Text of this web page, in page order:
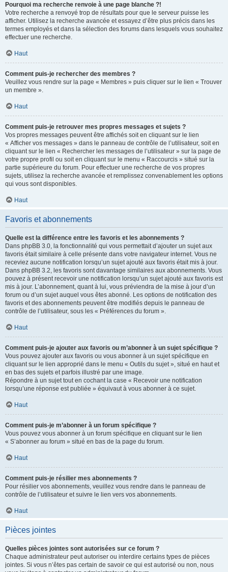
Pourquoi ma recherche renvoie à une page blanche ?!
Votre recherche a renvoyé trop de résultats pour que le serveur puisse les
afficher. Utilisez la recherche avancée et essayez d’être plus précis dans les
termes employés et dans la sélection des forums dans lesquels vous souhaitez
effectuer une recherche.
Haut
Comment puis-je rechercher des membres ?
Veuillez vous rendre sur la page « Membres » puis cliquer sur le lien « Trouver
un membre ».
Haut
Comment puis-je retrouver mes propres messages et sujets ?
Vos propres messages peuvent être affichés soit en cliquant sur le lien
« Afficher vos messages » dans le panneau de contrôle de l’utilisateur, soit en
cliquant sur le lien « Rechercher les messages de l’utilisateur » sur la page de
votre propre profil ou soit en cliquant sur le menu « Raccourcis » situé sur la
partie supérieure du forum. Pour effectuer une recherche de vos propres
sujets, utilisez la recherche avancée et remplissez convenablement les options
qui vous sont disponibles.
Haut
Favoris et abonnements
Quelle est la différence entre les favoris et les abonnements ?
Dans phpBB 3.0, la fonctionnalité qui vous permettait d’ajouter un sujet aux
favoris était similaire à celle présente dans votre navigateur internet. Vous ne
receviez aucune notification lorsqu’un sujet ajouté aux favoris était mis à jour.
Dans phpBB 3.2, les favoris sont davantage similaires aux abonnements. Vous
pouvez à présent recevoir une notification lorsqu’un sujet ajouté aux favoris est
mis à jour. L’abonnement, quant à lui, vous préviendra de la mise à jour d’un
forum ou d’un sujet auquel vous êtes abonné. Les options de notification des
favoris et des abonnements peuvent être modifiés depuis le panneau de
contrôle de l’utilisateur, sous les « Préférences du forum ».
Haut
Comment puis-je ajouter aux favoris ou m’abonner à un sujet spécifique ?
Vous pouvez ajouter aux favoris ou vous abonner à un sujet spécifique en
cliquant sur le lien approprié dans le menu « Outils du sujet », situé en haut et
en bas des sujets et parfois illustré par une image.
Répondre à un sujet tout en cochant la case « Recevoir une notification
lorsqu’une réponse est publiée » équivaut à vous abonner à ce sujet.
Haut
Comment puis-je m’abonner à un forum spécifique ?
Vous pouvez vous abonner à un forum spécifique en cliquant sur le lien
« S’abonner au forum » situé en bas de la page du forum.
Haut
Comment puis-je résilier mes abonnements ?
Pour résilier vos abonnements, veuillez vous rendre dans le panneau de
contrôle de l’utilisateur et suivre le lien vers vos abonnements.
Haut
Pièces jointes
Quelles pièces jointes sont autorisées sur ce forum ?
Chaque administrateur peut autoriser ou interdire certains types de pièces
jointes. Si vous n’êtes pas certain de savoir ce qui est autorisé ou non, nous